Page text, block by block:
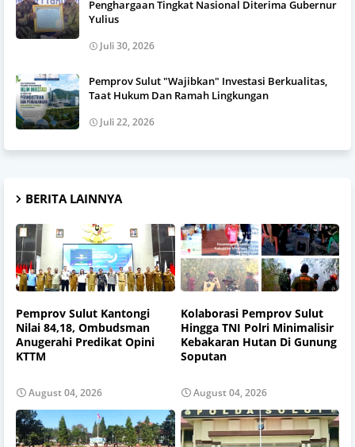
Penghargaan Tingkat Nasional Diterima Gubernur
Yulius
Juli 30, 2026
Pemprov Sulut "Wajibkan" Investasi Berkualitas,
Taat Hukum Dan Ramah Lingkungan
Juli 22, 2026
BERITA LAINNYA
Pemprov Sulut Kantongi
Nilai 84,18, Ombudsman
Anugerahi Predikat Opini
KTTM
August 04, 2026
Kolaborasi Pemprov Sulut
Hingga TNI Polri Minimalisir
Kebakaran Hutan Di Gunung
Soputan
August 04, 2026